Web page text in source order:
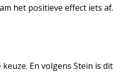
het positieve effect iets af.
En volgens Stein is dit